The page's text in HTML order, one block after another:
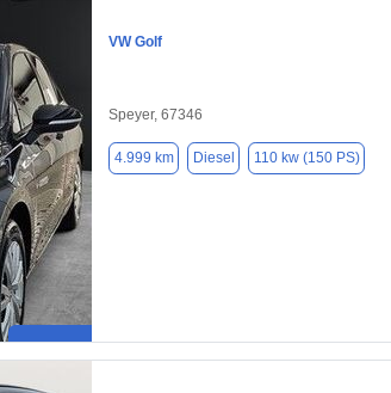
VW Golf
Speyer, 67346
4.999 km Diesel 110 kw (150 PS)